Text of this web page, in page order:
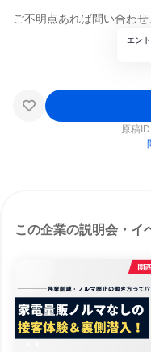
ご不明点あれば問い合わ
エン
原稿ID
この企業の説明会・イ